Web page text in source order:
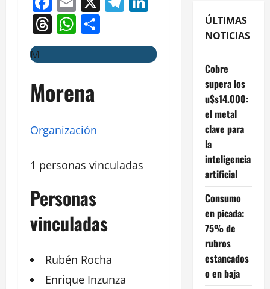
Threads
WhatsApp
M
Morena
Organización
1 personas vinculadas
Personas
vinculadas
Rubén Rocha
Enrique Inzunza
ÚLTIMAS
NOTICIAS
Cobre
supera los
u$s14.000:
el metal
clave para
la
inteligencia
artificial
Consumo
en picada:
75% de
rubros
estancados
o en baja